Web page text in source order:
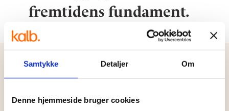
Samtykke Detaljer Om
Denne hjemmeside bruger cookies
fremtidens fundament.
Kan du lede din virksomhed ind i den grønne